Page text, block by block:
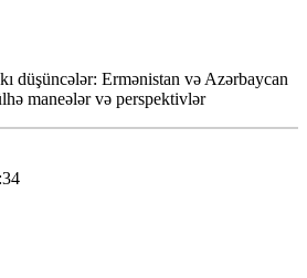
düşüncələr: Ermənistan və Azərbaycan
maneələr və perspektivlər